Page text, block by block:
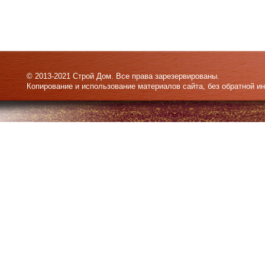
© 2013-2021 Строй Дом. Все права зарезервированы.
Копирование и использование материалов сайта, без обратной